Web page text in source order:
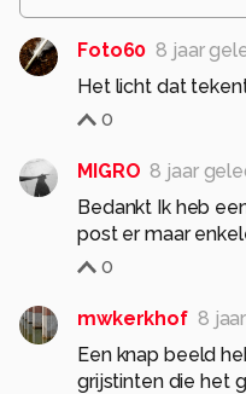
Foto60 8 jaar
Het licht dat
0
MIGRO 8 jaar
Bedankt Ik heb
post er maar
0
mwkerkhof 8
Een knap beeld
grijstinten die het